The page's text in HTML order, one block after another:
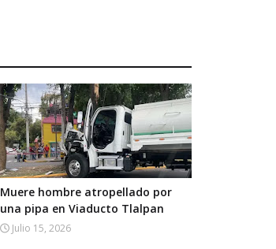
Muere hombre atropellado por
una pipa en Viaducto Tlalpan
Julio 15, 2026